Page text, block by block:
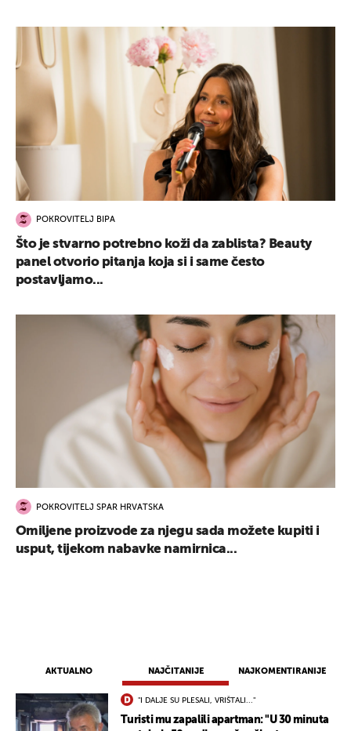
AKTUALNO NAJČITANIJE NAJKOMENTIRANIJE
"I DALJE SU PLESALI, VRIŠTALI..."
Turisti mu zapalili apartman: "U 30 minuta
POKROVITELJ BIPA
Što je stvarno potrebno koži da zablista? Beauty
panel otvorio pitanja koja si i same često
postavljamo...
POKROVITELJ SPAR HRVATSKA
Omiljene proizvode za njegu sada možete kupiti i
usput, tijekom nabavke namirnica...